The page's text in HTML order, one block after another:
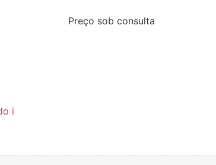
Preço sob consulta
i